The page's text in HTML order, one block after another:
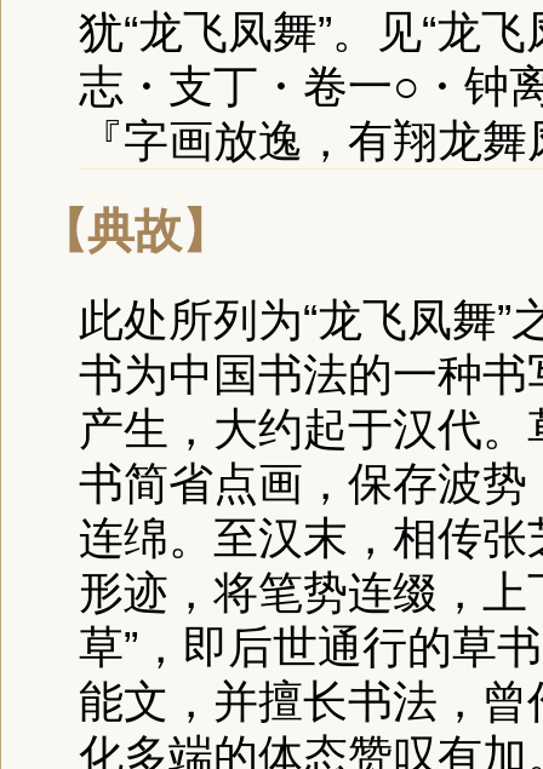
犹“龙飞凤舞”。见“龙
志・支丁・卷一○・钟
『字画放逸，有翔龙
【典故】
此处所列为“龙飞凤舞
书为中国书法的一种
产生，大约起于汉代。
书简省点画，保存波
连绵。至汉末，相传张
形迹，将笔势连缀，
草”，即后世通行的草
能文，并擅长书法，
化多端的体态赞叹有